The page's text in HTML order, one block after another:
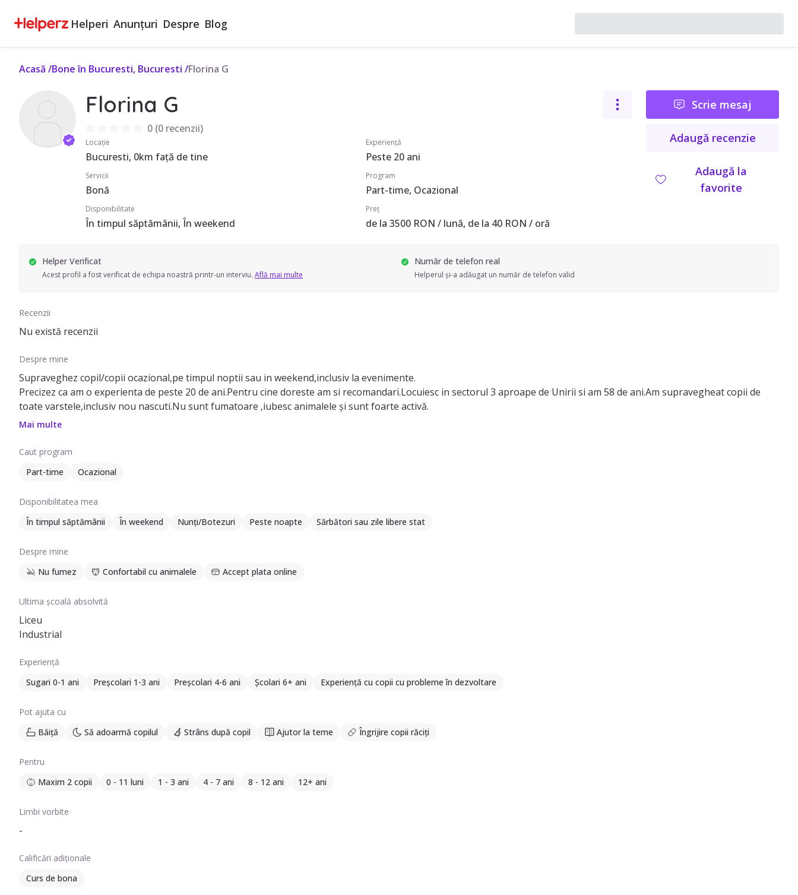
Helperi Anunțuri Despre Blog
Acasă /Bone în Bucuresti, Bucuresti /Florina G
Florina G
0(0 recenzii)
Locație
Bucuresti, 0km față de tine
Experiență
Peste 20 ani
Servicii
Bonă
Program
Part-time, Ocazional
Disponibilitate
În timpul săptămânii, În weekend
Preț
de la 3500 RON / lună, de la 40 RON / oră
Scrie mesaj
Adaugă recenzie
Adaugă la
favorite
Helper Verificat
Acest profil a fost verificat de echipa noastră printr-un interviu. Află mai multe
Număr de telefon real
Helperul și-a adăugat un număr de telefon valid
Recenzii
Nu există recenzii
Despre mine
Supraveghez copil/copii ocazional,pe timpul noptii sau in weekend,inclusiv la evenimente.
Precizez ca am o experienta de peste 20 de ani.Pentru cine doreste am si recomandari.Locuiesc in sectorul 3 aproape de Unirii si am 58 de ani.Am supravegheat copii de
toate varstele,inclusiv nou nascuti.Nu sunt fumatoare ,iubesc animalele și sunt foarte activă.
Mai multe
Caut program
Part-time
Ocazional
Disponibilitatea mea
În timpul săptămânii
În weekend Nunți/Botezuri Peste noapte Sărbători sau zile libere stat
Despre mine
Nu fumez
Confortabil cu animalele Accept plata online
Ultima școală absolvită
Liceu
Industrial
Experiență
Sugari 0-1 ani
Preșcolari 1-3 ani Preșcolari 4-6 ani Școlari 6+ ani Experiență cu copii cu probleme în dezvoltare
Pot ajuta cu
Băiță
Să adoarmă copilul Strâns după copil Ajutor la teme Îngrijire copii răciți
Pentru
Maxim 2 copii
0 - 11 luni 1 - 3 ani 4 - 7 ani 8 - 12 ani 12+ ani
Limbi vorbite
-
Calificări adiționale
Curs de bona